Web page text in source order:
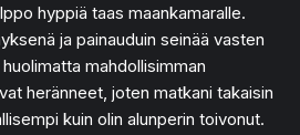
hyppiä taas maankamaralle.
ja painauduin seinää vasten
mahdollisimman
heränneet, joten matkani takaisin
kuin olin alunperin toivonut.